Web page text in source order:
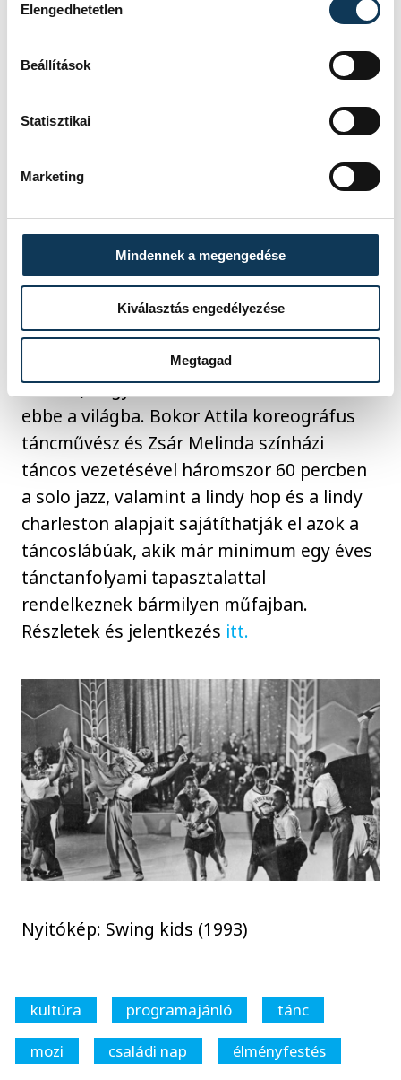
Elengedhetetlen
Beállítások
Statisztikai
Marketing
Mindennek a megengedése
Kiválasztás engedélyezése
Megtagad
Fotó: Légvárvilág Játszóház Facebook
2024. január 27. 9:30-13:00
Február a farsangi bálok és bulik időszaka,
egyszerűen csak megmagyarázhatatlan
nosztalgiát érzünk a 20. századi Amerika és
minden vágyunk egyszer egy füstös jazz
klubban ropni, akkor íme a lehetőség
hozzá: az Alba Jazz Fanatics Swing Club a
hónap utolsó hétvégéjén Veszprémbe
érkezik, hogy bevezessenek bennünket
ebbe a világba. Bokor Attila koreográfus
táncművész és Zsár Melinda színházi
táncos vezetésével háromszor 60 percben
a solo jazz, valamint a lindy hop és a lindy
charleston alapjait sajátíthatják el azok a
táncoslábúak, akik már minimum egy éves
tánctanfolyami tapasztalattal
rendelkeznek bármilyen műfajban.
Részletek és jelentkezés itt.
Nyitókép: Swing kids (1993)
kultúra programajánló
tánc
mozi
családi nap élményfestés